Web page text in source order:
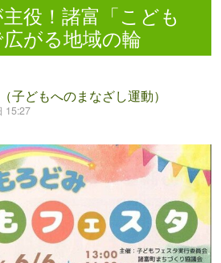
役！諸富「こども
がる地域の輪
子どもへのまなざし運動）
15:27